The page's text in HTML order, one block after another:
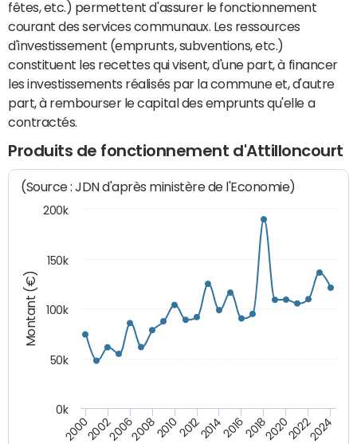
fêtes, etc.) permettent d'assurer le fonctionnement
courant des services communaux. Les ressources
d'investissement (emprunts, subventions, etc.)
constituent les recettes qui visent, d'une part, à financer
les investissements réalisés par la commune et, d'autre
part, à rembourser le capital des emprunts qu'elle a
contractés.
Produits de fonctionnement d'Attilloncourt
Montant (€)
(Source : JDN d'après ministère de l'Economie)
200020022006200820102012201420162018202020222024
0k
50k
100k
150k
200k